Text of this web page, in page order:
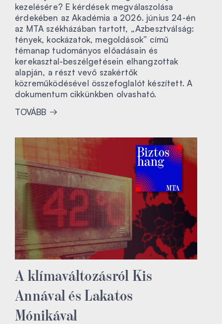
kezelésére? E kérdések megválaszolása
érdekében az Akadémia a 2026. június 24-én
az MTA székházában tartott, „Azbesztválság:
tények, kockázatok, megoldások” című
témanap tudományos előadásain és
kerekasztal-beszélgetésein elhangzottak
alapján, a részt vevő szakértők
közreműködésével összefoglalót készített. A
dokumentum cikkünkben olvasható.
TOVÁBB
A klímaváltozásról Kis
Annával és Lakatos
Mónikával